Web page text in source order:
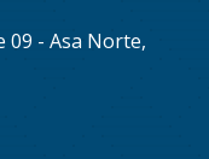
09 - Asa Norte,